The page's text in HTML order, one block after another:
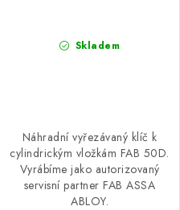
Skladem
Náhradní vyřezávaný klíč k
cylindrickým vložkám FAB 50D.
Vyrábíme jako autorizovaný
servisní partner FAB ASSA
ABLOY.